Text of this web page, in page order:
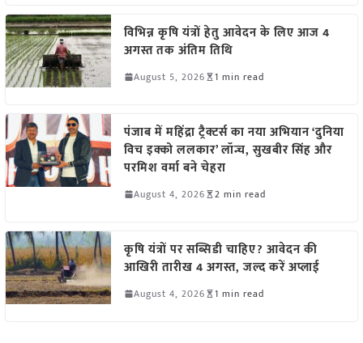
विभिन्न कृषि यंत्रों हेतु आवेदन के लिए आज 4
अगस्त तक अंतिम तिथि
August 5, 2026 1 min read
पंजाब में महिंद्रा ट्रैक्टर्स का नया अभियान ‘दुनिया
विच इक्को ललकार’ लॉन्च, सुखबीर सिंह और
परमिश वर्मा बने चेहरा
August 4, 2026 2 min read
कृषि यंत्रों पर सब्सिडी चाहिए? आवेदन की
आखिरी तारीख 4 अगस्त, जल्द करें अप्लाई
August 4, 2026 1 min read